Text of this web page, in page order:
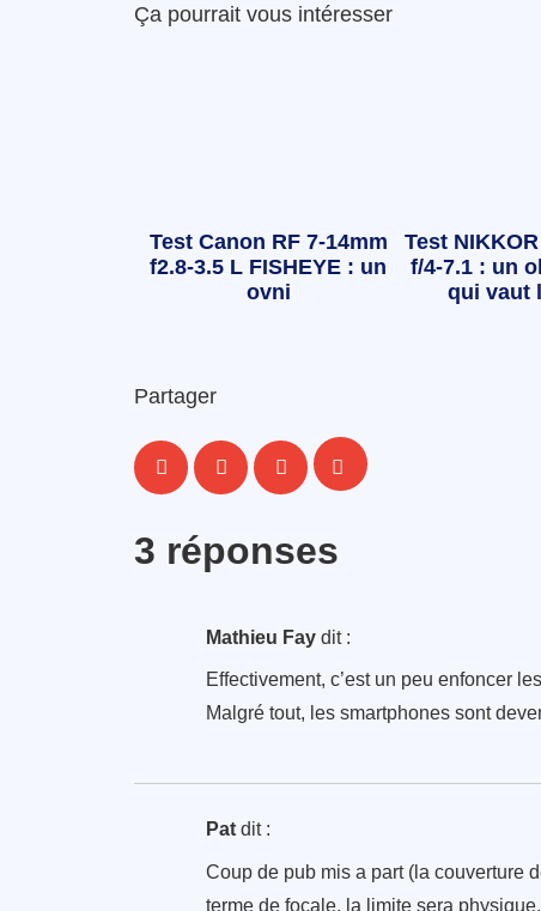
Ça pourrait vous intéresser
Test Canon RF 7-14mm
f2.8-3.5 L FISHEYE : un
ovni
Test
f/4-7.1 : un
qui vaut
Partager
3 réponses
Mathieu Fay dit :
Effectivement, c’est un peu enfoncer
Malgré tout, les smartphones sont
Pat dit :
Coup de pub mis a part (la couverture
terme de focale, la limite sera